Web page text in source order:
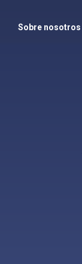
Sobre nosotros